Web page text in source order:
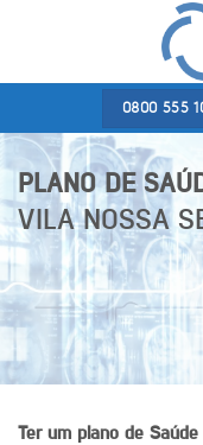
0800 555
PLANO DE
VILA NOSSA
Ter um plano de